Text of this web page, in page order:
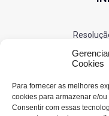
Cookies
Para fornecer as melhores
cookies para armazenar e/
Consentir com essas